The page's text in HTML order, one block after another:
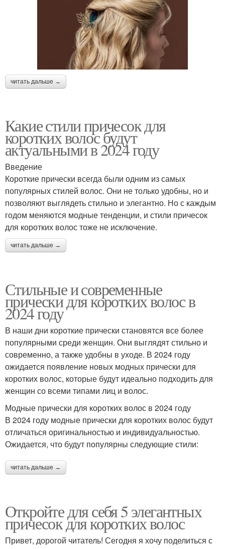
читать дальше →
Какие стили причесок для
коротких волос будут
актуальными в 2024 году
Введение
Короткие прически всегда были одним из самых
популярных стилей волос. Они не только удобны, но и
позволяют выглядеть стильно и элегантно. Но с каждым
годом меняются модные тенденции, и стили причесок
для коротких волос тоже не исключение.
читать дальше →
Стильные и современные
прически для коротких волос в
2024 году
В наши дни короткие прически становятся все более
популярными среди женщин. Они выглядят стильно и
современно, а также удобны в уходе. В 2024 году
ожидается появление новых модных прически для
коротких волос, которые будут идеально подходить для
женщин со всеми типами лиц и волос.
Модные прически для коротких волос в 2024 году
В 2024 году модные прически для коротких волос будут
отличаться оригинальностью и индивидуальностью.
Ожидается, что будут популярны следующие стили:
читать дальше →
Откройте для себя 5 элегантных
причесок для коротких волос
Привет, дорогой читатель! Сегодня я хочу поделиться с